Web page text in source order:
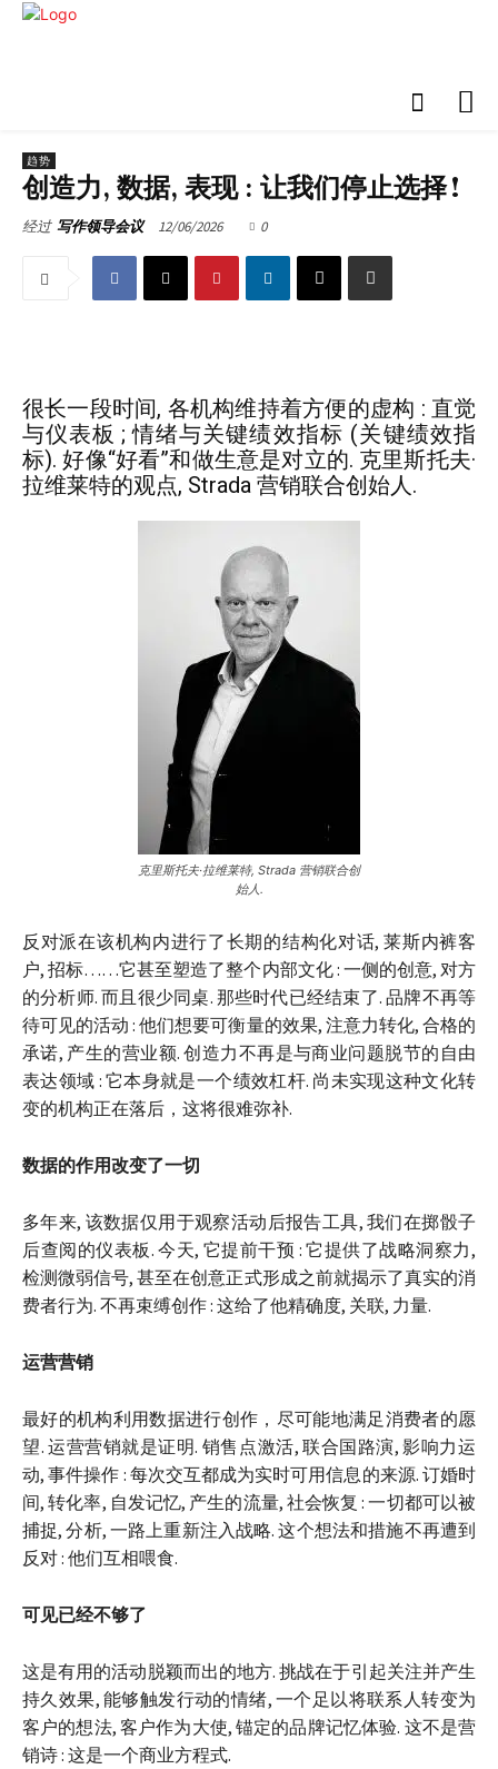
趋势
创造力, 数据, 表现 : 让我们停止选择 !
经过 写作领导会议 12/06/2026 0
很长一段时间, 各机构维持着方便的虚构 : 直觉
与仪表板 ; 情绪与关键绩效指标 (关键绩效指
标). 好像“好看”和做生意是对立的. 克里斯托夫·
拉维莱特的观点, Strada 营销联合创始人.
克里斯托夫·拉维莱特, Strada 营销联合创
始人.
反对派在该机构内进行了长期的结构化对话, 莱斯内裤客
户, 招标……它甚至塑造了整个内部文化 : 一侧的创意, 对方
的分析师. 而且很少同桌. 那些时代已经结束了. 品牌不再等
待可见的活动 : 他们想要可衡量的效果, 注意力转化, 合格的
承诺, 产生的营业额. 创造力不再是与商业问题脱节的自由
表达领域 : 它本身就是一个绩效杠杆. 尚未实现这种文化转
变的机构正在落后，这将很难弥补.
数据的作用改变了一切
多年来, 该数据仅用于观察活动后报告工具, 我们在掷骰子
后查阅的仪表板. 今天, 它提前干预 : 它提供了战略洞察力,
检测微弱信号, 甚至在创意正式形成之前就揭示了真实的消
费者行为. 不再束缚创作 : 这给了他精确度, 关联, 力量.
运营营销
最好的机构利用数据进行创作，尽可能地满足消费者的愿
望. 运营营销就是证明. 销售点激活, 联合国路演, 影响力运
动, 事件操作 : 每次交互都成为实时可用信息的来源. 订婚时
间, 转化率, 自发记忆, 产生的流量, 社会恢复 : 一切都可以被
捕捉, 分析, 一路上重新注入战略. 这个想法和措施不再遭到
反对 : 他们互相喂食.
可见已经不够了
这是有用的活动脱颖而出的地方. 挑战在于引起关注并产生
持久效果, 能够触发行动的情绪, 一个足以将联系人转变为
客户的想法, 客户作为大使, 锚定的品牌记忆体验. 这不是营
销诗 : 这是一个商业方程式.